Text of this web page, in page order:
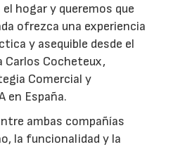
hogar y queremos que
ofrezca una experiencia
y asequible desde el
Carlos Cocheteux,
Comercial y
en España.
ambas compañías
la funcionalidad y la